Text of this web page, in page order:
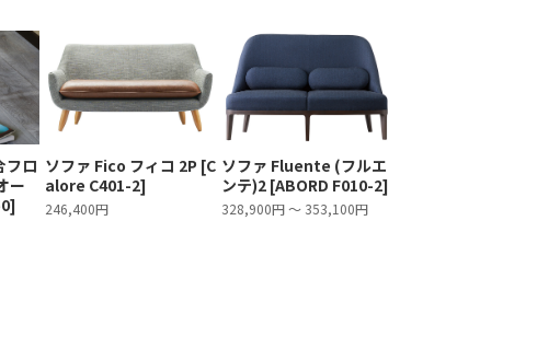
フロ
ー
ソファ Fico フィコ 2P [C
alore C401-2]
246,400円
ソファ Fluente (フルエ
ンテ)2 [ABORD F010-2]
328,900円 ～ 353,100円